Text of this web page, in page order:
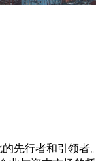
先行者和引领